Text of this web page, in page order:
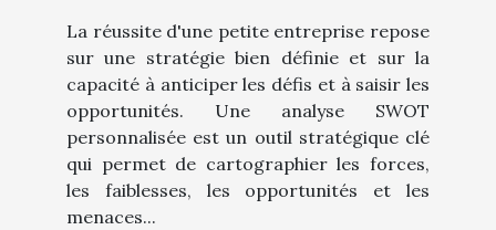
La réussite d'une petite entreprise repose
sur une stratégie bien définie et sur la
capacité à anticiper les défis et à saisir les
opportunités. Une analyse SWOT
personnalisée est un outil stratégique clé
qui permet de cartographier les forces,
les faiblesses, les opportunités et les
menaces...